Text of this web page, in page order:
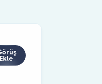
Ekle